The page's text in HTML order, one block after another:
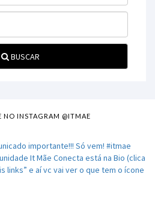
BUSCAR
NO INSTAGRAM @ITMAE